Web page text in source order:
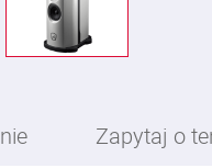
Zapytaj o